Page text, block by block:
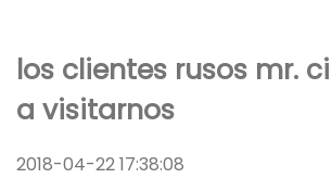
los clientes rusos mr.
a visitarnos
2018-04-22 17:38:08